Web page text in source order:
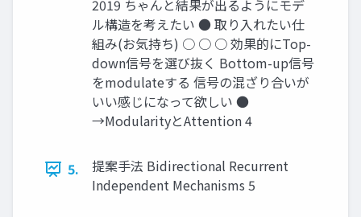
2019 ちゃんと結果が出るようにモデ
ル構造を考えたい ● 取り入れたい仕
組み(お気持ち) ○ ○ ○ 効果的にTop-
down信号を選び抜く Bottom-up信号
をmodulateする 信号の混ざり合いが
いい感じになって欲しい ●
→ModularityとAttention 4
5.
提案手法 Bidirectional Recurrent
Independent Mechanisms 5